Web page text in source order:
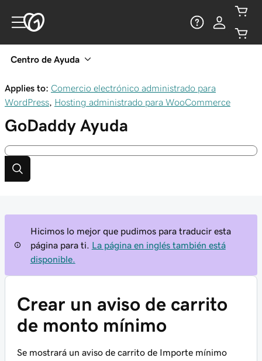
Centro de Ayuda
Applies to: Comercio electrónico administrado para
WordPress
Hosting administrado para WooCommerce
GoDaddy Ayuda
Hicimos lo mejor que pudimos para traducir esta
página para ti.
La página en inglés también está
disponible.
Crear un aviso de carrito
de monto mínimo
Se mostrará un aviso de carrito de Importe mínimo